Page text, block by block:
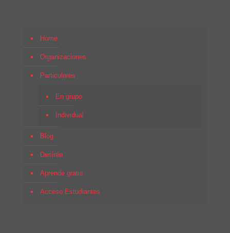
Home
Organizaciones
Particulares
En grupo
Individual
Blog
Desirée
Aprende gratis
Acceso Estudiantes